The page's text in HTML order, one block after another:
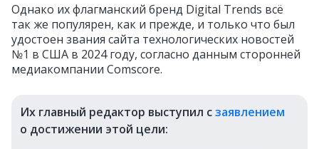
Однако их флагманский бренд Digital Trends всё
так же популярен, как и прежде, и только что был
удостоен звания сайта технологических новостей
№1 в США в 2024 году, согласно данным сторонней
медиакомпании Comscore.
Их главный редактор выступил сзаявлением
о достижении этой цели: